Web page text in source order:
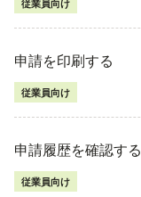
従業員向け
申請を印刷する
従業員向け
申請履歴を確認する
従業員向け